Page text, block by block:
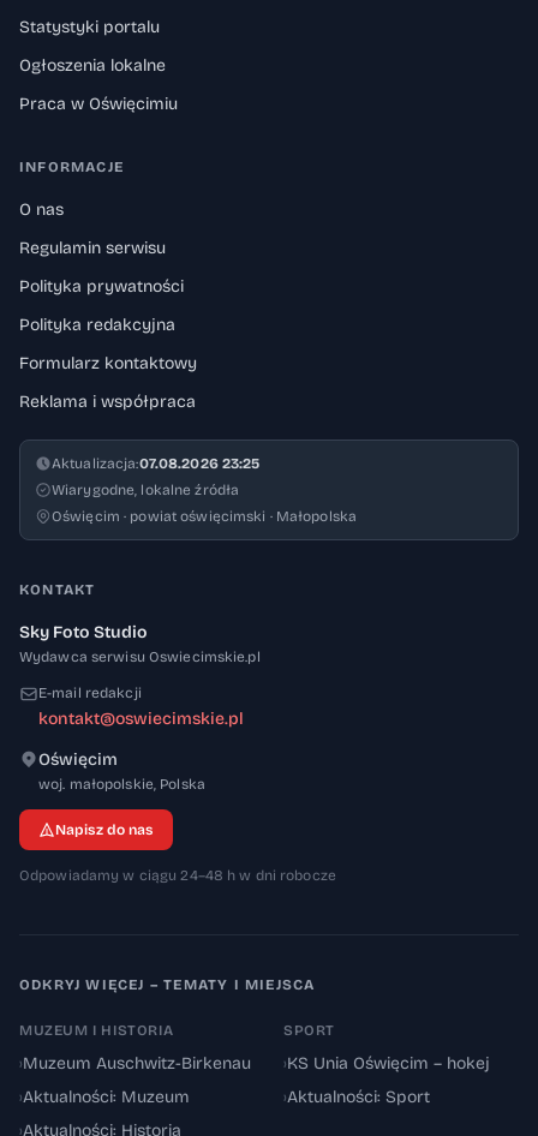
Statystyki portalu
Ogłoszenia lokalne
Praca w Oświęcimiu
INFORMACJE
O nas
Regulamin serwisu
Polityka prywatności
Polityka redakcyjna
Formularz kontaktowy
Reklama i współpraca
Aktualizacja:07.08.2026 23:25
Wiarygodne, lokalne źródła
Oświęcim · powiat oświęcimski · Małopolska
KONTAKT
Sky Foto Studio
Wydawca serwisu Oswiecimskie.pl
E-mail redakcji
kontakt@oswiecimskie.pl
Oświęcim
woj. małopolskie, 32-600
Polska
Napisz do nas
Odpowiadamy w ciągu 24–48 h w dni robocze
ODKRYJ WIĘCEJ – TEMATY I MIEJSCA
MUZEUM I HISTORIA
›Muzeum Auschwitz-Birkenau
›Aktualności: Muzeum
›Aktualności: Historia
SPORT
›KS Unia Oświęcim – hokej
›Aktualności: Sport